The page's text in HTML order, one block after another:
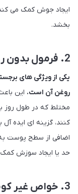
ایجاد جوش کمک می
بخشد.
2. فرمول بدون روغن
یکی از ویژگی های
روغن آن است. این
مختلط که در طول روز
کنند، گزینه ای ایده
اضافی از سطح پوست
حد یا ایجاد سوزش
3. خواص غیر کومدوژنیک